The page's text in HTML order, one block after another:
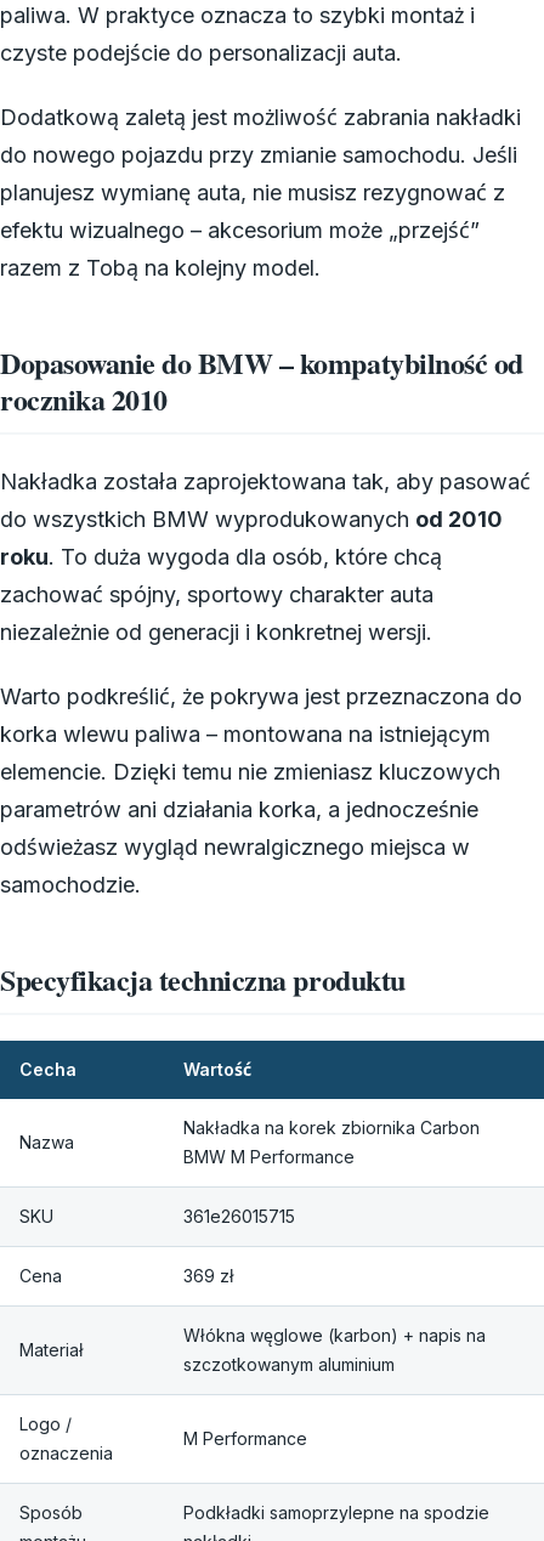
paliwa. W praktyce oznacza to szybki montaż i
czyste podejście do personalizacji auta.
Dodatkową zaletą jest możliwość zabrania nakładki
do nowego pojazdu przy zmianie samochodu. Jeśli
planujesz wymianę auta, nie musisz rezygnować z
efektu wizualnego – akcesorium może „przejść”
razem z Tobą na kolejny model.
Dopasowanie do BMW – kompatybilność od
rocznika 2010
Nakładka została zaprojektowana tak, aby pasować
do wszystkich BMW wyprodukowanych od 2010
roku. To duża wygoda dla osób, które chcą
zachować spójny, sportowy charakter auta
niezależnie od generacji i konkretnej wersji.
Warto podkreślić, że pokrywa jest przeznaczona do
korka wlewu paliwa – montowana na istniejącym
elemencie. Dzięki temu nie zmieniasz kluczowych
parametrów ani działania korka, a jednocześnie
odświeżasz wygląd newralgicznego miejsca w
samochodzie.
Specyfikacja techniczna produktu
Cecha Wartość
Nazwa
Nakładka na korek zbiornika Carbon
BMW M Performance
SKU 361e26015715
Cena 369 zł
Materiał
Włókna węglowe (karbon) + napis na
szczotkowanym aluminium
Logo /
oznaczenia
M Performance
Sposób
Podkładki samoprzylepne na spodzie